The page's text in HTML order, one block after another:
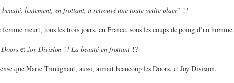
beauté, lentement, en frottant, a retrouvé une toute petite place” !?
femme meurt, tous les trois jours, en France, sous les coups de poing d’un homme.
Doorset Joy Division!? La beauté en frottant !?
que Marie Trintignant, aussi, aimait beaucoup les Doors, et Joy Division.